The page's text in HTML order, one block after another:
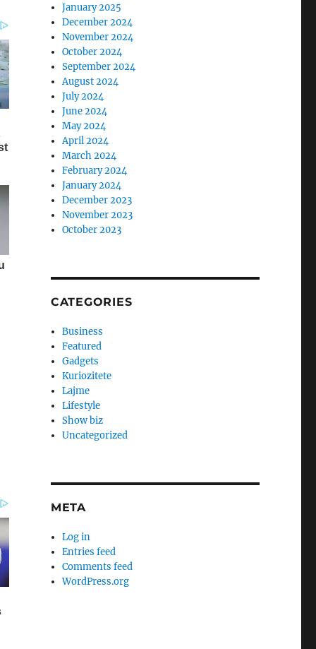
January 2025
December 2024
November 2024
October 2024
September 2024
August 2024
July 2024
June 2024
May 2024
April 2024
March 2024
February 2024
January 2024
December 2023
November 2023
October 2023
CATEGORIES
Business
Featured
Gadgets
Kuriozitete
Lajme
Lifestyle
Show biz
Uncategorized
META
Log in
Entries feed
Comments feed
WordPress.org